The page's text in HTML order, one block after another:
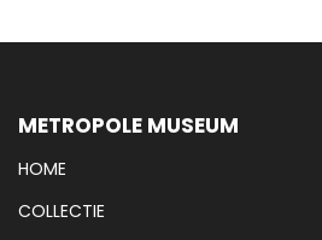
METROPOLE MUSEUM
HOME
COLLECTIE